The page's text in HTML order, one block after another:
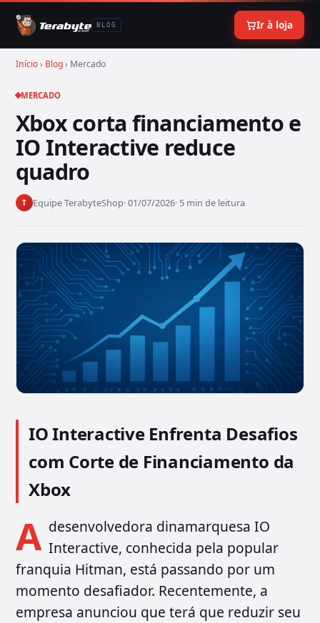
BLOG Ir à loja
Início› Blog› Mercado
MERCADO
Xbox corta financiamento e
IO Interactive reduce
quadro
T Equipe TerabyteShop· 01/07/2026· 5 min de leitura
IO Interactive Enfrenta Desafios
com Corte de Financiamento da
Xbox
A desenvolvedora dinamarquesa IO
Interactive, conhecida pela popular
franquia Hitman, está passando por um
momento desafiador. Recentemente, a
empresa anunciou que terá que reduzir seu